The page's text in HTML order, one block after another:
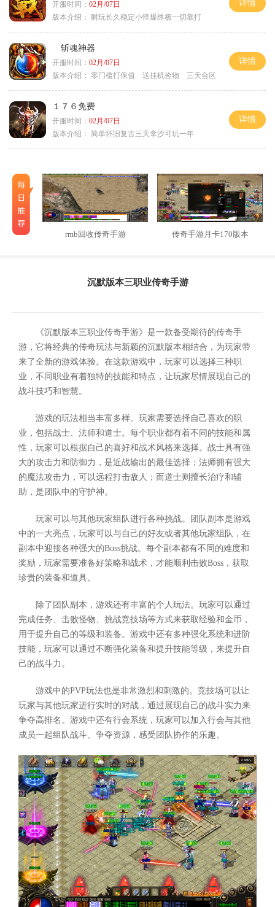
开服时间： 02月/07日
版本介绍： 耐玩长久稳定小怪爆终极一切靠打
详情
斩魂神器
开服时间： 02月/07日
版本介绍： 零门槛打保值 送挂机捡物 三天合区
详情
１７６免费
开服时间： 02月/07日
版本介绍： 简单怀旧复古三天拿沙可玩一年
详情
rmb回收传奇手游 传奇手游月卡170版本
沉默版本三职业传奇手游
《沉默版本三职业传奇手游》是一款备受期待的传奇手
游，它将经典的传奇玩法与新颖的沉默版本相结合，为玩家带
来了全新的游戏体验。在这款游戏中，玩家可以选择三种职
业，不同职业有着独特的技能和特点，让玩家尽情展现自己的
战斗技巧和智慧。
游戏的玩法相当丰富多样。玩家需要选择自己喜欢的职
业，包括战士、法师和道士。每个职业都有着不同的技能和属
性，玩家可以根据自己的喜好和战术风格来选择。战士具有强
大的攻击力和防御力，是近战输出的最佳选择；法师拥有强大
的魔法攻击力，可以远程打击敌人；而道士则擅长治疗和辅
助，是团队中的守护神。
玩家可以与其他玩家组队进行各种挑战。团队副本是游戏
中的一大亮点，玩家可以与自己的好友或者其他玩家组队，在
副本中迎接各种强大的Boss挑战。每个副本都有不同的难度和
奖励，玩家需要准备好策略和战术，才能顺利击败Boss，获取
珍贵的装备和道具。
除了团队副本，游戏还有丰富的个人玩法。玩家可以通过
完成任务、击败怪物、挑战竞技场等方式来获取经验和金币，
用于提升自己的等级和装备。游戏中还有多种强化系统和进阶
技能，玩家可以通过不断强化装备和提升技能等级，来提升自
己的战斗力。
游戏中的PVP玩法也是非常激烈和刺激的。竞技场可以让
玩家与其他玩家进行实时的对战，通过展现自己的战斗实力来
争夺高排名。游戏中还有行会系统，玩家可以加入行会与其他
成员一起组队战斗、争夺资源，感受团队协作的乐趣。